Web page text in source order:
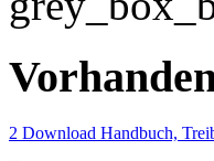
2 Download Handbuch,